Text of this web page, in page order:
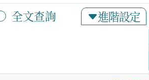
全文查詢 進階設定